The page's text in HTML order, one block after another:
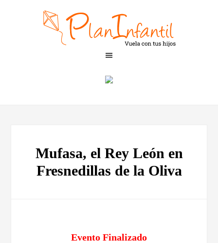
Mufasa, el Rey León en
Fresnedillas de la Oliva
Evento Finalizado